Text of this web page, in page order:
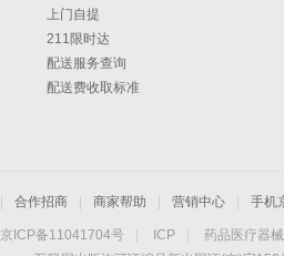
上门自提
211限时达
配送服务查询
配送费收取标准
合作招商 商家帮助 营销中心 手机
京ICP备11041704号 ICP 药品医疗器